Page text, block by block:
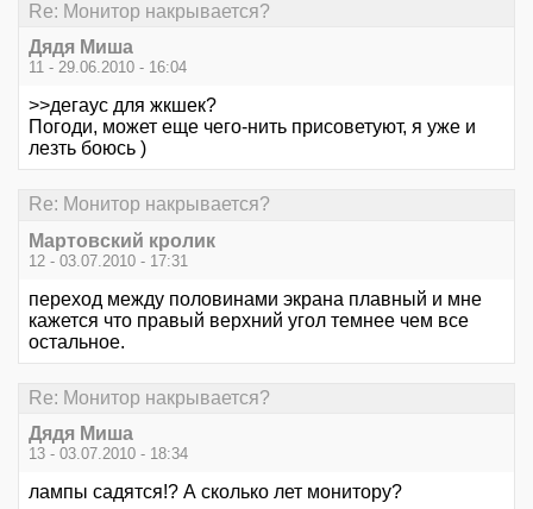
Re: Монитор накрывается?
Дядя Миша
11 - 29.06.2010 - 16:04
>>дегаус для жкшек?
Погоди, может еще чего-нить присоветуют, я уже и
лезть боюсь )
Re: Монитор накрывается?
Мартовский кролик
12 - 03.07.2010 - 17:31
переход между половинами экрана плавный и мне
кажется что правый верхний угол темнее чем все
остальное.
Re: Монитор накрывается?
Дядя Миша
13 - 03.07.2010 - 18:34
лампы садятся!? А сколько лет монитору?